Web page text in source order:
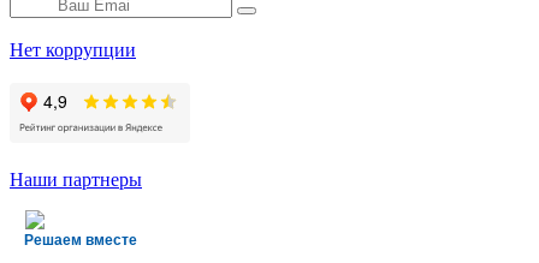
Нет коррупции
Наши партнеры
Решаем вместе